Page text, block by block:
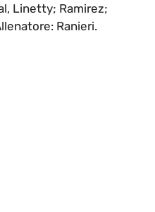
Linetty; Ramirez;
Ranieri.